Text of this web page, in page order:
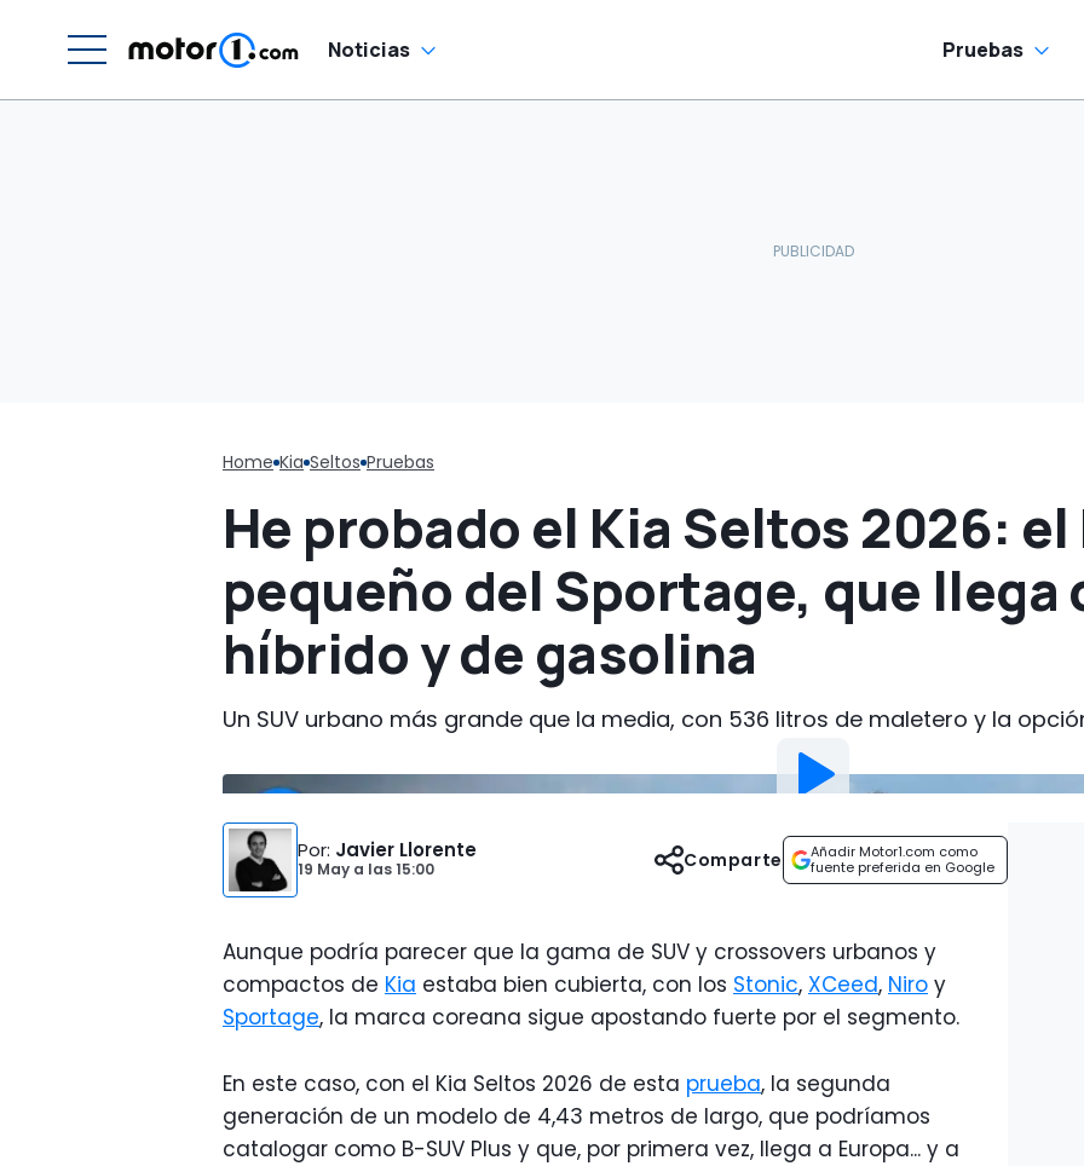
Noticias Pruebas
Home Kia Seltos Pruebas
He probado el Kia Seltos 2026:
pequeño del Sportage, que llega
híbrido y de gasolina
Un SUV urbano más grande que la media, con 536 litros de maletero y la
Por: Javier Llorente
19 May a las15:00
Añadir Motor1.com como
fuente preferida en Google
Comparte
Aunque podría parecer que la gama de SUV y crossovers urbanos y
compactos de Kia estaba bien cubierta, con los Stonic, XCeed, Niro y
Sportage, la marca coreana sigue apostando fuerte por el segmento.
En este caso, con el Kia Seltos 2026 de esta prueba, la segunda
generación de un modelo de 4,43 metros de largo, que podríamos
catalogar como B-SUV Plus y que, por primera vez, llega a Europa... y a